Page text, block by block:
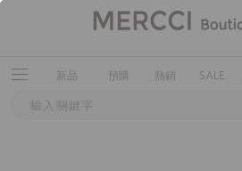
新品 預購 熱銷 SALE